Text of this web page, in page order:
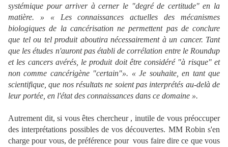
systémique pour arriver à cerner le "degré de certitude" en la
matière. » « Les connaissances actuelles des mécanismes
biologiques de la cancérisation ne permettent pas de conclure
que tel ou tel produit aboutira nécessairement à un cancer. Tant
que les études n'auront pas établi de corrélation entre le Roundup
et les cancers avérés, le produit doit être considéré "à risque" et
non comme cancérigène "certain"». « Je souhaite, en tant que
scientifique, que nos résultats ne soient pas interprétés au-delà de
leur portée, en l'état des connaissances dans ce domaine ».
Autrement dit, si vous êtes chercheur , inutile de vous préoccuper
des interprétations possibles de vos découvertes. MM Robin s'en
charge pour vous, de préférence pour vous faire dire ce que vous